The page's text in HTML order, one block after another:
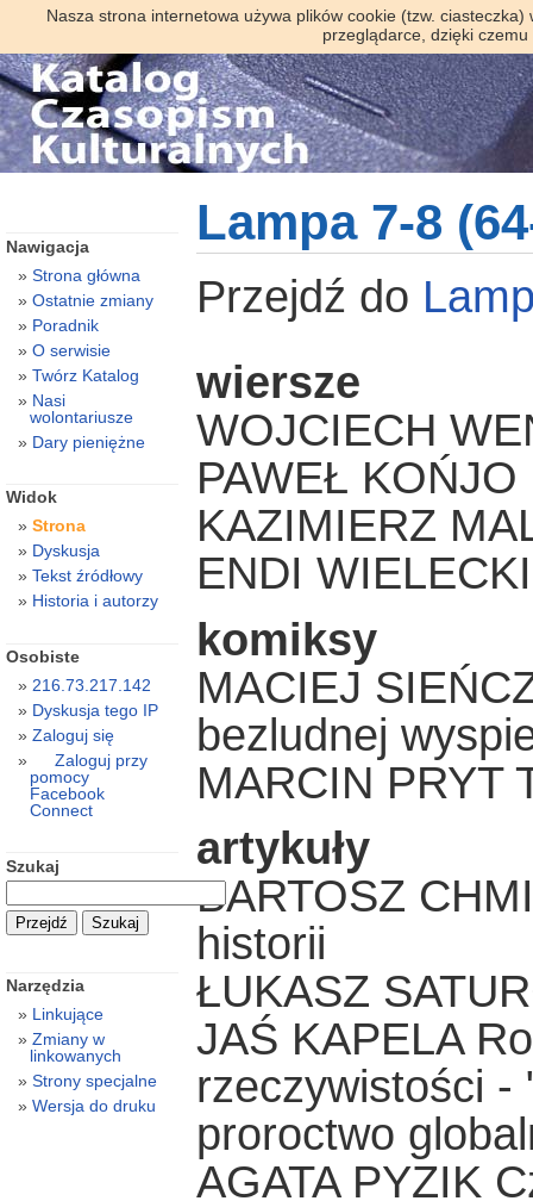
Nasza strona internetowa używa plików cookie (tzw.
przeglądarce, dzięki
Lampa 7-8
Przejdź do
wiersze
WOJCIECH
PAWEŁ
KAZIMIERZ
ENDI WIELECKI
komiksy
MACIEJ
bezludnej
MARCIN PRYT
artykuły
BARTOSZ
historii
ŁUKASZ
JAŚ KAPELA
rzeczywistości -
proroctwo
AGATA PYZIK
Nawigacja
Strona główna
Ostatnie zmiany
Poradnik
O serwisie
Twórz Katalog
Nasi
wolontariusze
Dary pieniężne
Widok
Strona
Dyskusja
Tekst źródłowy
Historia i autorzy
Osobiste
216.73.217.142
Dyskusja tego IP
Zaloguj się
Zaloguj przy
pomocy
Facebook
Connect
Szukaj
Narzędzia
Linkujące
Zmiany w
linkowanych
Strony specjalne
Wersja do druku